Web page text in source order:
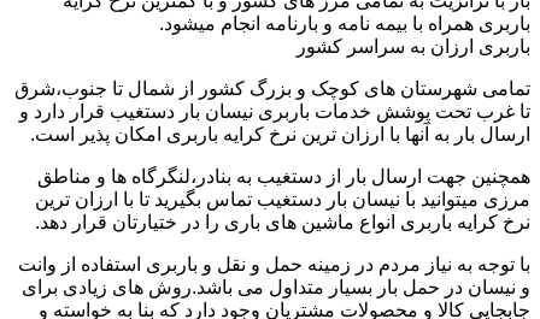
باربری همراه با بیمه نامه و بارنامه انجام میشود.
باربری ارزان به سراسر کشور
تمامی شهرستان های کوچک و بزرگ کشور از شمال تا جنوب،شرق
تا غرب تحت پوشش خدمات باربری نیسان بار دستغیب قرار دارد و
ارسال بار به آنها با ارزان ترین نرخ کرایه باربری امکان پذیر است.
همچنین جهت ارسال بار از دستغیب به بنادر،لنگرگاه ها و مناطق
مرزی میتوانید با نیسان بار دستغیب تماس بگیرید تا با ارزان ترین
نرخ کرایه باربری انواع ماشین های باری را در ختیارتان قرار دهد.
با توجه به نیاز مردم در زمینه حمل و نقل و باربری استفاده از وانت
و نیسان در حمل بار بسیار متداول می باشد.روش های زیادی برای
جابجایی کالا و محصولات مشتریان وجود دارد که بنا به خواسته و